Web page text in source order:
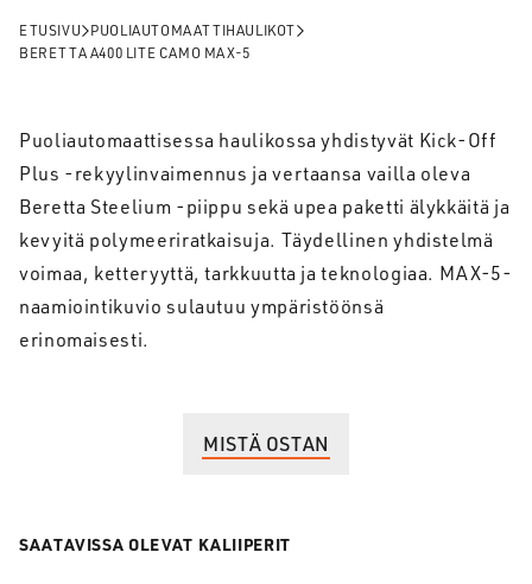
ETUSIVU
PUOLIAUTOMAATTIHAULIKOT
BERETTA A400 LITE CAMO MAX-5
Puoliautomaattisessa haulikossa yhdistyvät Kick-Off
Plus -rekyylinvaimennus ja vertaansa vailla oleva
Beretta Steelium -piippu sekä upea paketti älykkäitä ja
kevyitä polymeeriratkaisuja. Täydellinen yhdistelmä
voimaa, ketteryyttä, tarkkuutta ja teknologiaa. MAX-5-
naamiointikuvio sulautuu ympäristöönsä
erinomaisesti.
MISTÄ OSTAN
SAATAVISSA OLEVAT KALIIPERIT